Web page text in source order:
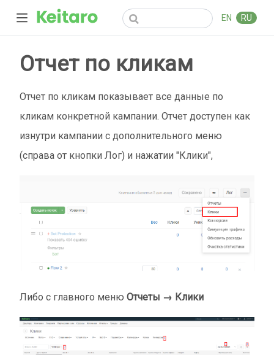
EN RU
Отчет по кликам
Отчет по кликам показывает все данные по
кликам конкретной кампании. Отчет доступен как
изнутри кампании с дополнительного меню
(справа от кнопки Лог) и нажатии "Клики",
Либо с главного меню Отчеты → Клики